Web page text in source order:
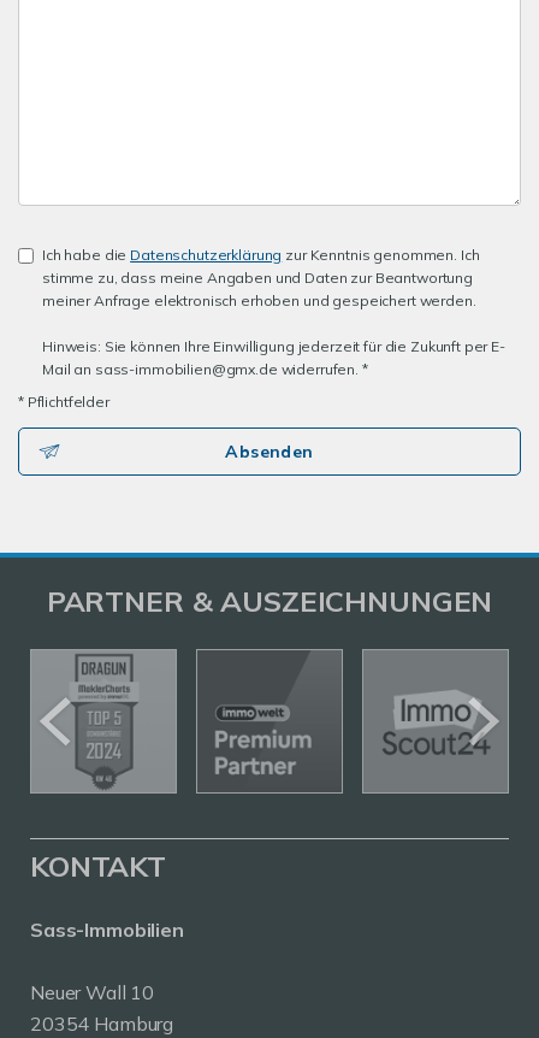
Ich habe die Datenschutzerklärung zur Kenntnis genommen. Ich
stimme zu, dass meine Angaben und Daten zur Beantwortung
meiner Anfrage elektronisch erhoben und gespeichert werden.
Hinweis: Sie können Ihre Einwilligung jederzeit für die Zukunft per E-
Mail an sass-immobilien@gmx.de widerrufen. *
* Pflichtfelder
Absenden
PARTNER & AUSZEICHNUNGEN
KONTAKT
Sass-Immobilien
Neuer Wall 10
20354 Hamburg